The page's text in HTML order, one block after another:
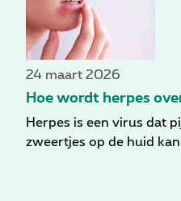
24 maart 2026
Hoe wordt herpes
Herpes is een virus dat
zweertjes op de huid